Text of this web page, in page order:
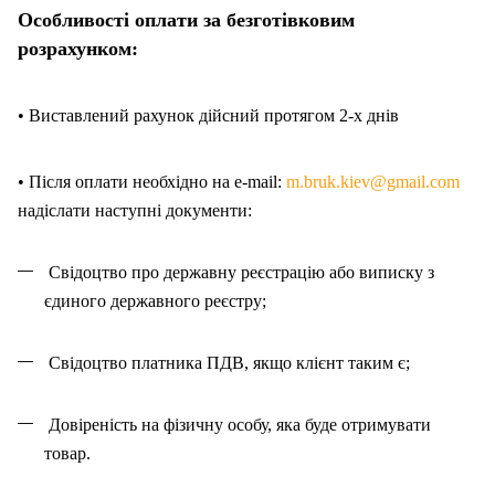
Особливості оплати за безготівковим
розрахунком:
• Виставлений рахунок дійсний протягом 2-х днів
• Після оплати необхідно на e-mail: m.bruk.kiev@gmail.com
надіслати наступні документи:
Свідоцтво про державну реєстрацію або виписку з
єдиного державного реєстру;
Свідоцтво платника ПДВ, якщо клієнт таким є;
Довіреність на фізичну особу, яка буде отримувати
товар.